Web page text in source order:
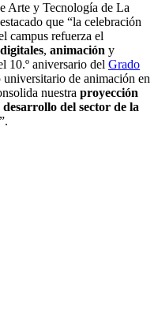
Arte y Tecnología de La
que “la celebración
campus refuerza el
, animación y
10.º aniversario del Grado
de animación en
nuestra proyección
desarrollo del sector de la
”.